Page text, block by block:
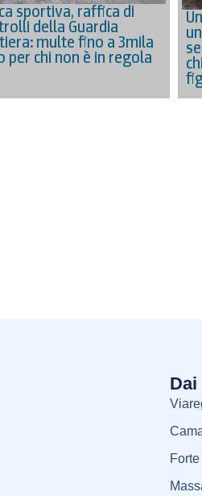
sportiva, raffica di
della Guardia
multe fino a 3mila
per chi non è in regola